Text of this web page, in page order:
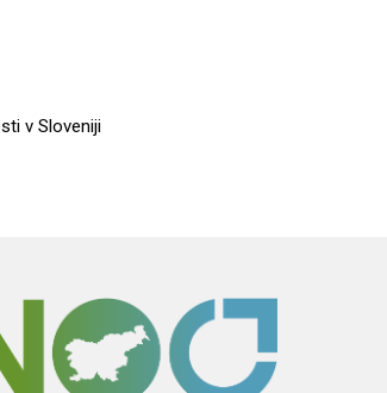
v Sloveniji